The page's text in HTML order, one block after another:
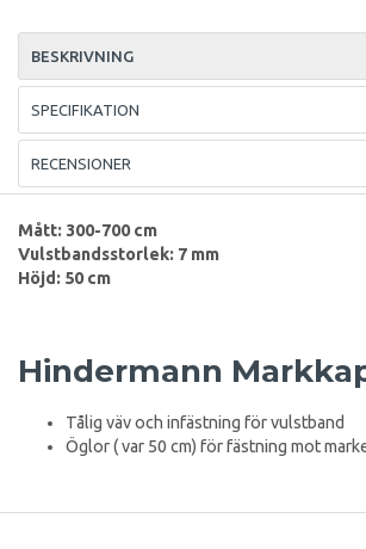
BESKRIVNING
SPECIFIKATION
RECENSIONER
Mått: 300-700 cm
Vulstbandsstorlek: 7 mm
Höjd: 50 cm
Hindermann
Tålig väv och infästning för vulstband
Öglor ( var 50 cm) för fästning mot